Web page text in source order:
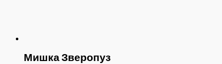
Мишка Зверопуз